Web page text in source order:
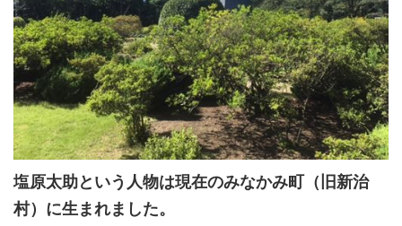
塩原太助という人物は現在のみなかみ町（旧新治
村）に生まれました。